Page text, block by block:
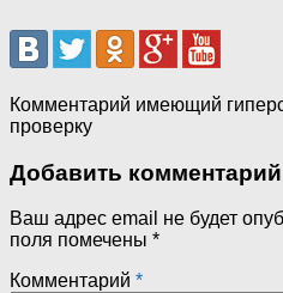
Комментарий имеющий
проверку
Добавить комментарий
Ваш адрес email не будет
поля помечены *
Комментарий *